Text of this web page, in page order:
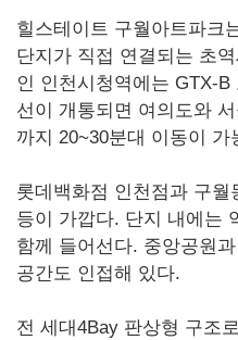
힐스테이트 구월아트파크
단지가 직접 연결되는 초
인 인천시청역에는 GTX-
선이 개통되면 여의도와
까지 20~30분대 이동이 가
롯데백화점 인천점과 구월
등이 가깝다. 단지 내에는
함께 들어선다. 중앙공원
공간도 인접해 있다.
전 세대4Bay 판상형 구조